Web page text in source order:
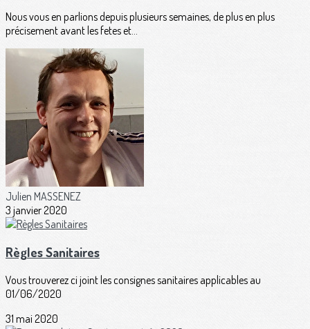
Nous vous en parlions depuis plusieurs semaines, de plus en plus
précisement avant les fetes et...
Julien MASSENEZ
3 janvier 2020
Règles Sanitaires
Vous trouverez ci joint les consignes sanitaires applicables au
01/06/2020
31 mai 2020